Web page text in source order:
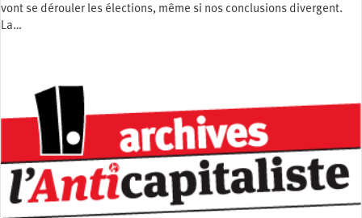
vont se dérouler les élections, même si nos conclusions divergent.
La…